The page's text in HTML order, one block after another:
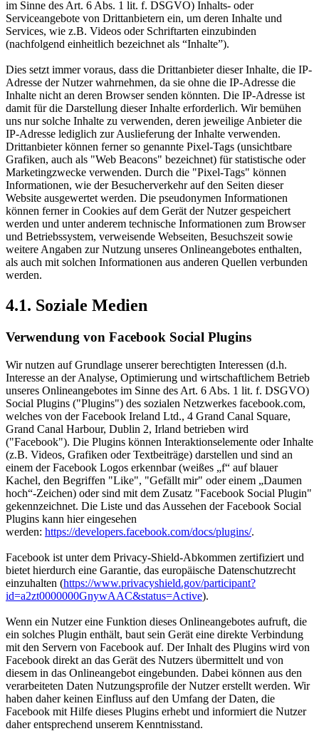
im Sinne des Art. 6 Abs. 1 lit. f. DSGVO) Inhalts- oder
Serviceangebote von Drittanbietern ein, um deren Inhalte und
Services, wie z.B. Videos oder Schriftarten einzubinden
(nachfolgend einheitlich bezeichnet als “Inhalte”).
Dies setzt immer voraus, dass die Drittanbieter dieser Inhalte, die IP-
Adresse der Nutzer wahrnehmen, da sie ohne die IP-Adresse die
Inhalte nicht an deren Browser senden könnten. Die IP-Adresse ist
damit für die Darstellung dieser Inhalte erforderlich. Wir bemühen
uns nur solche Inhalte zu verwenden, deren jeweilige Anbieter die
IP-Adresse lediglich zur Auslieferung der Inhalte verwenden.
Drittanbieter können ferner so genannte Pixel-Tags (unsichtbare
Grafiken, auch als "Web Beacons" bezeichnet) für statistische oder
Marketingzwecke verwenden. Durch die "Pixel-Tags" können
Informationen, wie der Besucherverkehr auf den Seiten dieser
Website ausgewertet werden. Die pseudonymen Informationen
können ferner in Cookies auf dem Gerät der Nutzer gespeichert
werden und unter anderem technische Informationen zum Browser
und Betriebssystem, verweisende Webseiten, Besuchszeit sowie
weitere Angaben zur Nutzung unseres Onlineangebotes enthalten,
als auch mit solchen Informationen aus anderen Quellen verbunden
werden.
4.1. Soziale Medien
Verwendung von Facebook Social Plugins
Wir nutzen auf Grundlage unserer berechtigten Interessen (d.h.
Interesse an der Analyse, Optimierung und wirtschaftlichem Betrieb
unseres Onlineangebotes im Sinne des Art. 6 Abs. 1 lit. f. DSGVO)
Social Plugins ("Plugins") des sozialen Netzwerkes facebook.com,
welches von der Facebook Ireland Ltd., 4 Grand Canal Square,
Grand Canal Harbour, Dublin 2, Irland betrieben wird
("Facebook"). Die Plugins können Interaktionselemente oder Inhalte
(z.B. Videos, Grafiken oder Textbeiträge) darstellen und sind an
einem der Facebook Logos erkennbar (weißes „f“ auf blauer
Kachel, den Begriffen "Like", "Gefällt mir" oder einem „Daumen
hoch“-Zeichen) oder sind mit dem Zusatz "Facebook Social Plugin"
gekennzeichnet. Die Liste und das Aussehen der Facebook Social
Plugins kann hier eingesehen
werden: https://developers.facebook.com/docs/plugins/.
Facebook ist unter dem Privacy-Shield-Abkommen zertifiziert und
bietet hierdurch eine Garantie, das europäische Datenschutzrecht
einzuhalten (https://www.privacyshield.gov/participant?
id=a2zt0000000GnywAAC&status=Active).
Wenn ein Nutzer eine Funktion dieses Onlineangebotes aufruft, die
ein solches Plugin enthält, baut sein Gerät eine direkte Verbindung
mit den Servern von Facebook auf. Der Inhalt des Plugins wird von
Facebook direkt an das Gerät des Nutzers übermittelt und von
diesem in das Onlineangebot eingebunden. Dabei können aus den
verarbeiteten Daten Nutzungsprofile der Nutzer erstellt werden. Wir
haben daher keinen Einfluss auf den Umfang der Daten, die
Facebook mit Hilfe dieses Plugins erhebt und informiert die Nutzer
daher entsprechend unserem Kenntnisstand.